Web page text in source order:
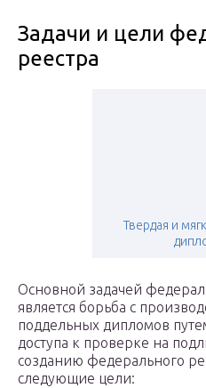
Задачи и цели
реестра
Твердая и
Основной задачей
является борьба с
поддельных дипломов
доступа к проверке на
созданию федерального
следующие цели: